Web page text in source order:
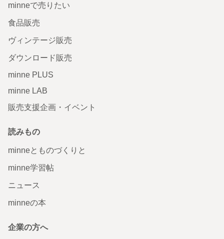
minneで売りたい
食品販売
ヴィンテージ販売
ダウンロード販売
minne PLUS
minne LAB
販売支援企画・イベント
読みもの
minneとものづくりと
minne学習帖
ニュース
minneの本
企業の方へ